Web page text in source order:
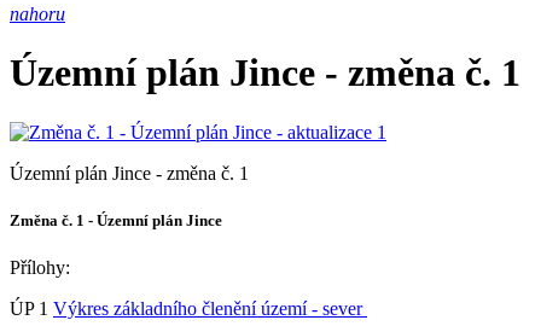
nahoru
Územní plán Jince - změna č. 1
Územní plán Jince - změna č. 1
Změna č. 1 - Územní plán Jince
Přílohy:
ÚP 1 Výkres základního členění území - sever